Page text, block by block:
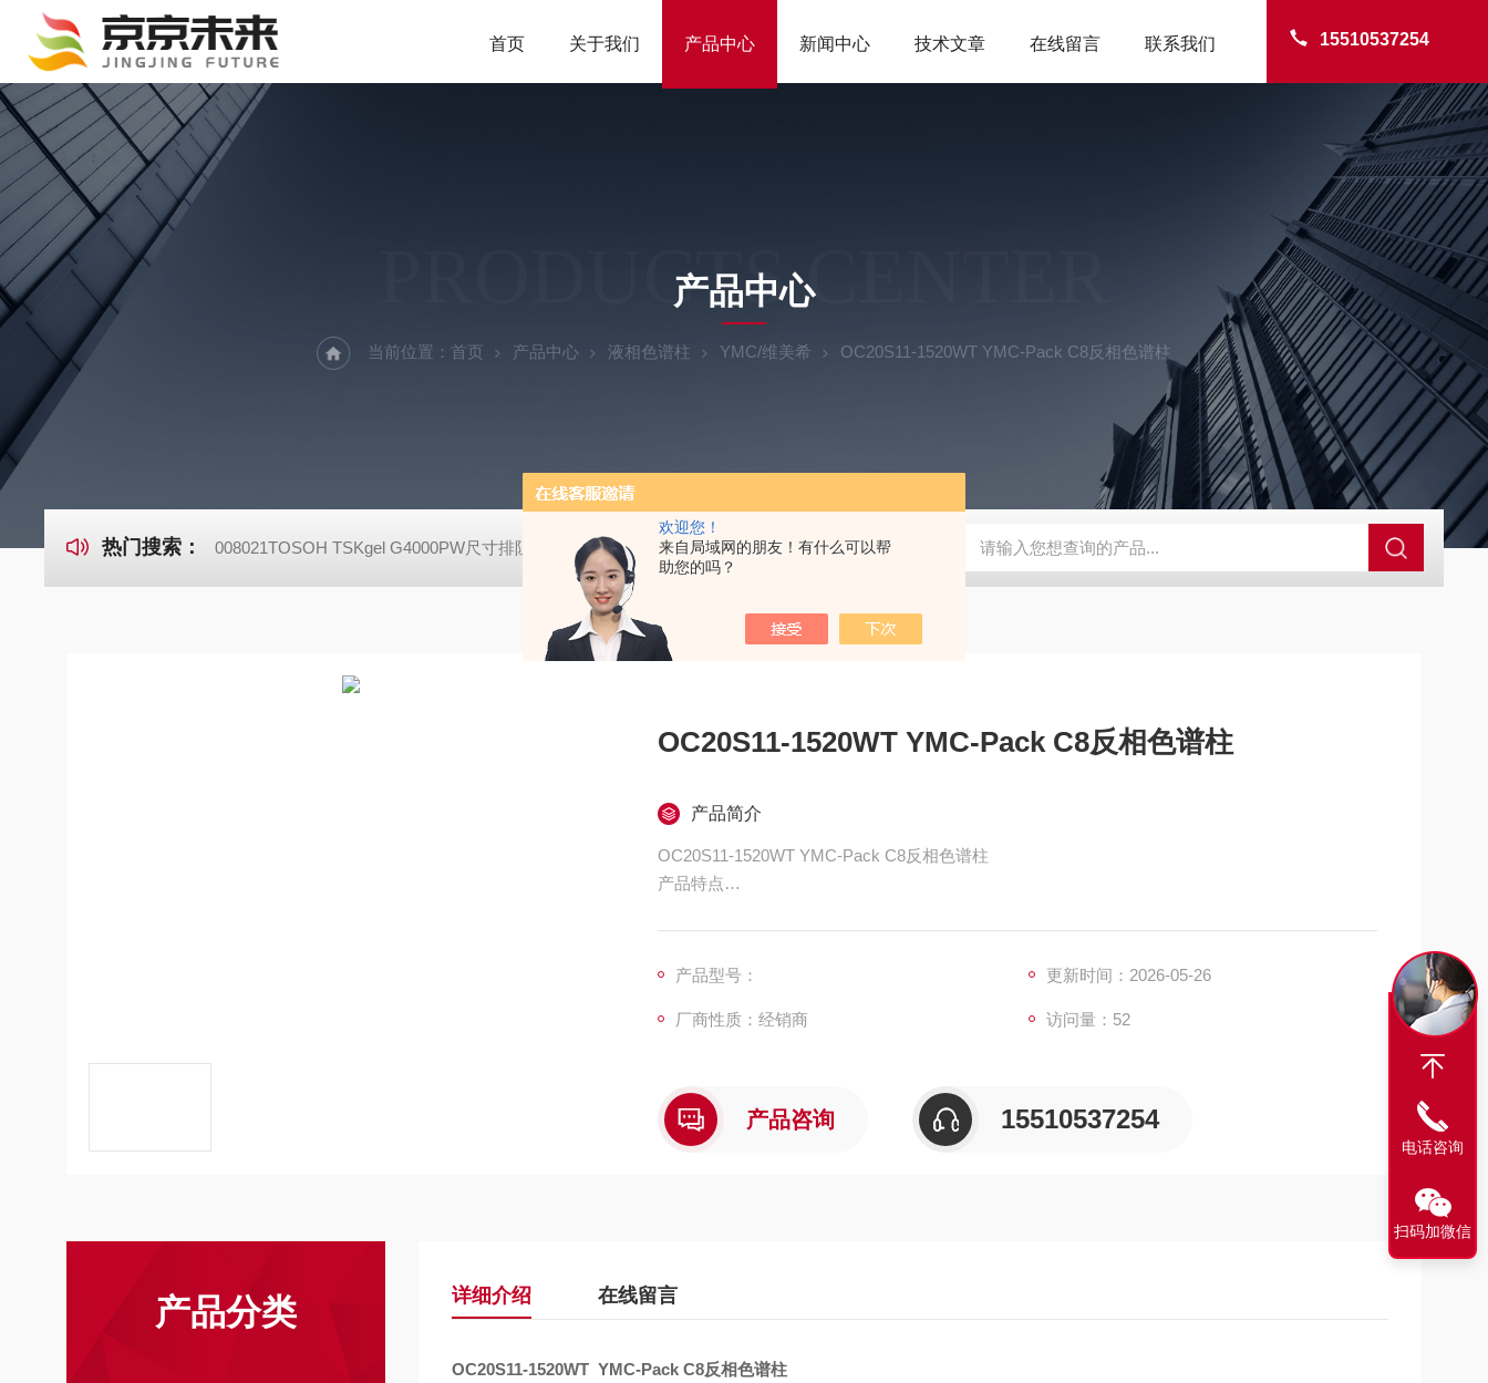
欢迎您！
来自局域网的朋友！有什么可以帮
助您的吗？
15510537254
首页 关于我们 产品中心 新闻中心 技术文章 在线留言 联系我们
PRODUCTS CENTER
产品中心
当前位置： 首页 产品中心 液相色谱柱 YMC/维美希 OC20S11-1520WT YMC-Pack C8反相色谱柱
热门搜索： 008021TOSOH TSKgel G4000PW尺寸排阻色谱柱 CHIRALPAK®IC大赛璐手性色谱柱 Halo C18Halo 核壳型液相色谱柱 Xbridge BEH C18XBridge液相色谱柱
OC20S11-1520WT YMC-Pack C8反相色谱柱
产品简介
OC20S11-1520WT YMC-Pack C8反相色谱柱
产品特点
产品型号：
更新时间：2026-05-26
厂商性质：经销商 访问量：52
产品咨询 15510537254
产品分类 详细介绍 在线留言
OC20S11-1520WT YMC-Pack C8反相色谱柱
电话咨询
扫码加微信